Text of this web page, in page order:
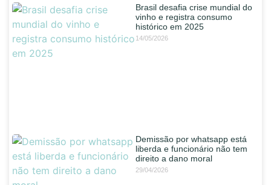
Brasil desafia crise mundial do
vinho e registra consumo
histórico em 2025
14/05/2026
Demissão por whatsapp está
liberda e funcionário não tem
direito a dano moral
29/04/2026